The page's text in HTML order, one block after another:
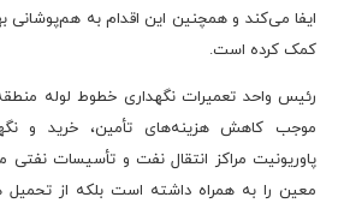
ایفا می‌کند و همچنین این اقدام به هم‌پوشانی
کمک کرده است.
رئیس واحد تعمیرات نگهداری خطوط لوله منطقه
موجب کاهش هزینه‌های تأمین، خرید و
پاوریونیت مراکز انتقال نفت و تأسیسات
معین را به همراه داشته است بلکه از تحمیل